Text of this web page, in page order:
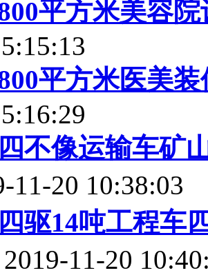
平方米美容
平方米医美
不像运输车矿
11-20 10:38:03
驱14吨工程车
2019-11-20